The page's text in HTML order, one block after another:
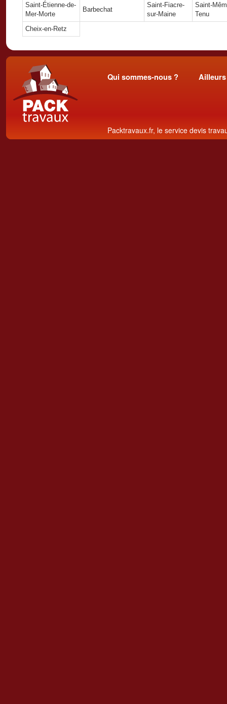
Saint-Étienne-de-
Mer-Morte
Barbechat
Saint-Fiacre-
sur-Maine
Saint-
Tenu
Cheix-en-Retz
Qui sommes-nous ?
Packtravaux.fr, le service devis